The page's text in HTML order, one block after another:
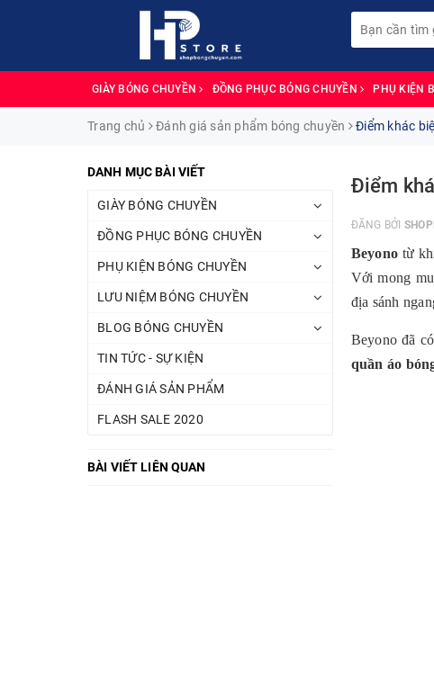
GIÀY BÓNG CHUYỀN ĐỒNG PHỤC BÓNG CHUYỀN PHỤ KIỆN
Trang chủ Đánh giá sản phẩm bóng chuyền Điểm khác
Điểm
ĐĂNG BỞI
Beyono từ
Với mong
địa sánh
Beyono đã
quần áo
DANH MỤC BÀI VIẾT
GIÀY BÓNG CHUYỀN
ĐỒNG PHỤC BÓNG CHUYỀN
PHỤ KIỆN BÓNG CHUYỀN
LƯU NIỆM BÓNG CHUYỀN
BLOG BÓNG CHUYỀN
TIN TỨC - SỰ KIỆN
ĐÁNH GIÁ SẢN PHẨM
FLASH SALE 2020
BÀI VIẾT LIÊN QUAN